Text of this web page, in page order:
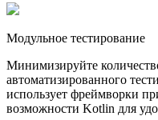
Модульное тестирование
Минимизируйте
автоматизированного
использует фреймворки
возможности Kotlin для